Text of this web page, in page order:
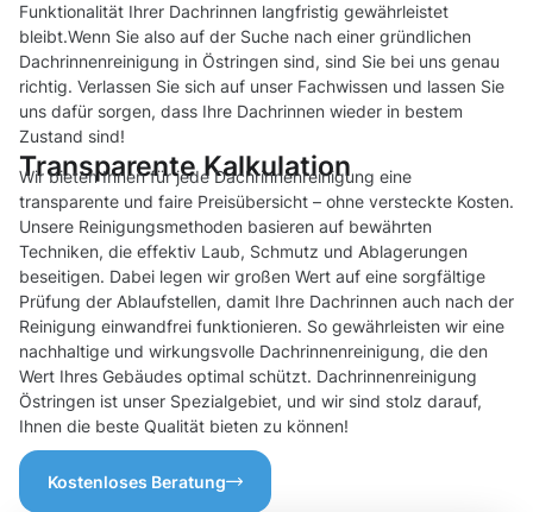
Funktionalität Ihrer Dachrinnen langfristig gewährleistet
bleibt.Wenn Sie also auf der Suche nach einer gründlichen
Dachrinnenreinigung in Östringen sind, sind Sie bei uns genau
richtig. Verlassen Sie sich auf unser Fachwissen und lassen Sie
uns dafür sorgen, dass Ihre Dachrinnen wieder in bestem
Zustand sind!
Transparente Kalkulation
Wir bieten Ihnen für jede Dachrinnenreinigung eine
transparente und faire Preisübersicht – ohne versteckte Kosten.
Unsere Reinigungsmethoden basieren auf bewährten
Techniken, die effektiv Laub, Schmutz und Ablagerungen
beseitigen. Dabei legen wir großen Wert auf eine sorgfältige
Prüfung der Ablaufstellen, damit Ihre Dachrinnen auch nach der
Reinigung einwandfrei funktionieren. So gewährleisten wir eine
nachhaltige und wirkungsvolle Dachrinnenreinigung, die den
Wert Ihres Gebäudes optimal schützt. Dachrinnenreinigung
Östringen ist unser Spezialgebiet, und wir sind stolz darauf,
Ihnen die beste Qualität bieten zu können!
Kostenloses Beratung